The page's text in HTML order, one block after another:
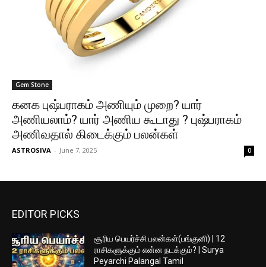
Gem Stone
கனக புஷ்பராகம் அணியும் முறை? யார்
அணியலாம்? யார் அணிய கூடாது ? புஷ்பராகம்
அணிவதால் கிடைக்கும் பலன்கள்
ASTROSIVA - June 7, 2025 0
EDITOR PICKS
சூரிய பெயர்ச்சி பலன்கள்(பங்குனி) | 12
ராசிகளுக்கும் என்ன நடக்கும்? | Surya
Peyarchi Palangal Tamil